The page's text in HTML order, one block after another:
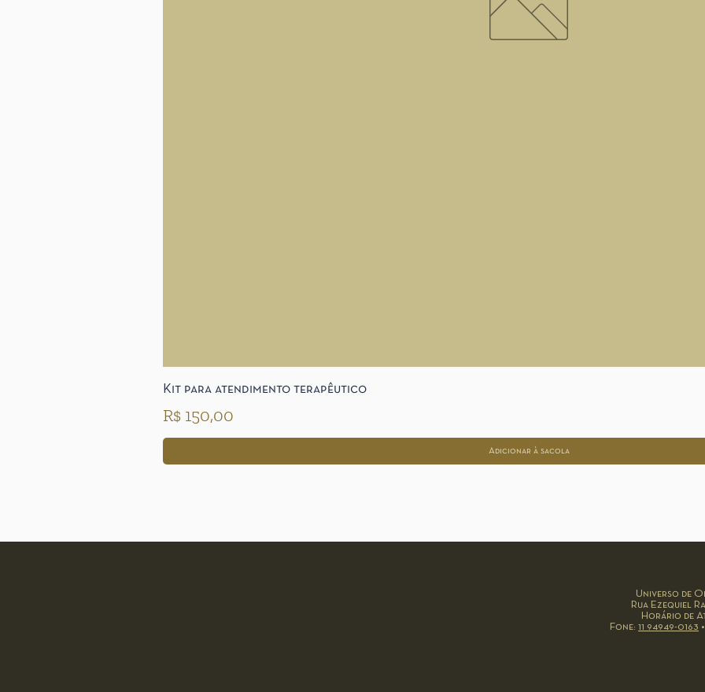
Kit para atendimento terapêutico
Preço
R$ 150,00
Adicionar à sacola
Universo de
Rua Ezequiel
Horário de
Fone: 11 94949-0163 •